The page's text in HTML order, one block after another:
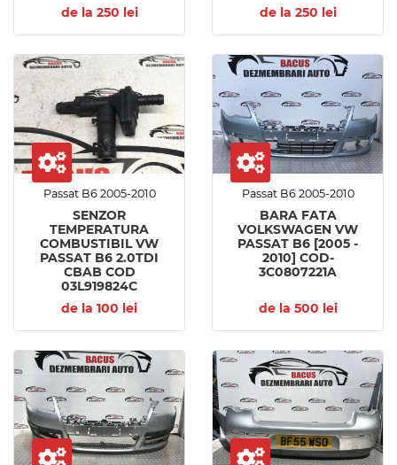
de la 250 lei
de la 250 lei
Passat B6 2005-2010
SENZOR
TEMPERATURA
COMBUSTIBIL VW
PASSAT B6 2.0TDI
CBAB COD
03L919824C
de la 100 lei
Passat B6 2005-2010
BARA FATA
VOLKSWAGEN VW
PASSAT B6 [2005 -
2010] COD-
3C0807221A
de la 500 lei